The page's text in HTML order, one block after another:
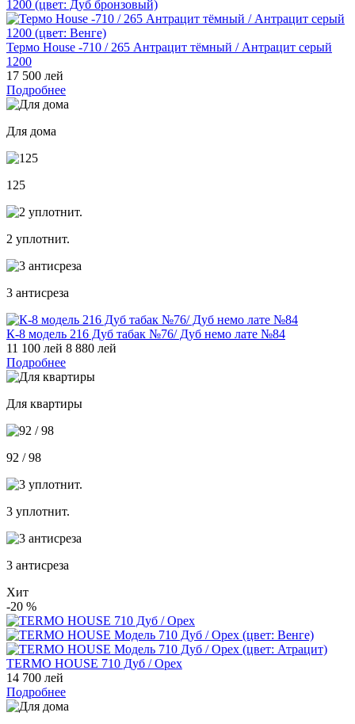
Термо House -710 / 265 Антрацит тёмный / Антрацит серый
1200
17 500 лей
Подробнее
Для дома
125
2 уплотнит.
3 антисреза
К-8 модель 216 Дуб табак №76/ Дуб немо лате №84
11 100 лей 8 880 лей
Подробнее
Для квартиры
92 / 98
3 уплотнит.
3 антисреза
Хит
-20 %
TERMO HOUSE 710 Дуб / Орех
14 700 лей
Подробнее